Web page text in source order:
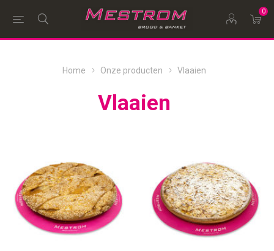
0
Home Onze producten Vlaaien
Vlaaien